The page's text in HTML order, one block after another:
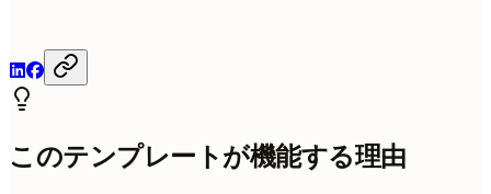
このテンプレートが機能する理由